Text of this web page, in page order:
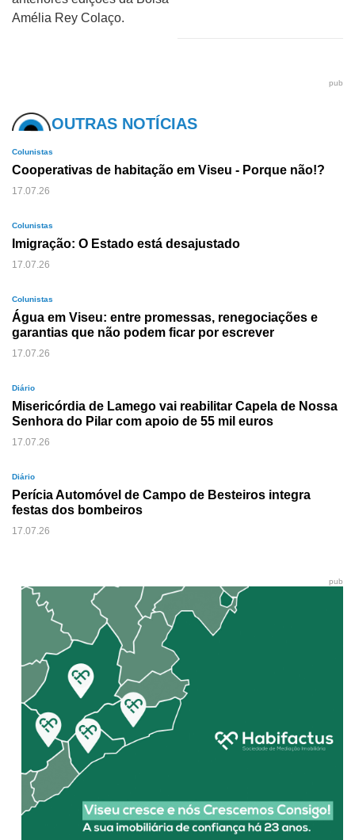
Amélia Rey Colaço.
pub
OUTRAS NOTÍCIAS
Colunistas
Cooperativas de habitação em Viseu - Porque não!?
17.07.26
Colunistas
Imigração: O Estado está desajustado
17.07.26
Colunistas
Água em Viseu: entre promessas, renegociações e
garantias que não podem ficar por escrever
17.07.26
Diário
Misericórdia de Lamego vai reabilitar Capela de Nossa
Senhora do Pilar com apoio de 55 mil euros
17.07.26
Diário
Perícia Automóvel de Campo de Besteiros integra
festas dos bombeiros
17.07.26
pub